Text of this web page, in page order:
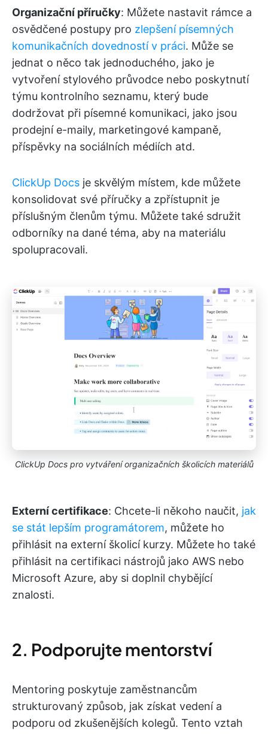
Organizační příručky: Můžete nastavit rámce a
osvědčené postupy pro zlepšení písemných
komunikačních dovedností v práci. Může se
jednat o něco tak jednoduchého, jako je
vytvoření stylového průvodce nebo poskytnutí
týmu kontrolního seznamu, který bude
dodržovat při písemné komunikaci, jako jsou
prodejní e-maily, marketingové kampaně,
příspěvky na sociálních médiích atd.
ClickUp Docs je skvělým místem, kde můžete
konsolidovat své příručky a zpřístupnit je
příslušným členům týmu. Můžete také sdružit
odborníky na dané téma, aby na materiálu
spolupracovali.
ClickUp Docs pro vytváření organizačních školicích materiálů
Externí certifikace: Chcete-li někoho naučit, jak
se stát lepším programátorem, můžete ho
přihlásit na externí školicí kurzy. Můžete ho také
přihlásit na certifikaci nástrojů jako AWS nebo
Microsoft Azure, aby si doplnil chybějící
znalosti.
2. Podporujte mentorství
Mentoring poskytuje zaměstnancům
strukturovaný způsob, jak získat vedení a
podporu od zkušenějších kolegů. Tento vztah